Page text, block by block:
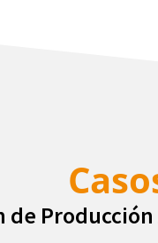
Producción